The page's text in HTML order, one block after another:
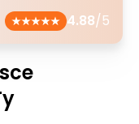
4.88/5